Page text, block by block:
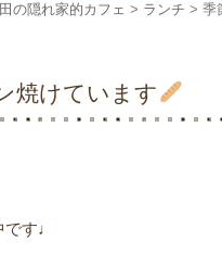
の隠れ家的カフェ > ランチ >季
焼けています
です♩